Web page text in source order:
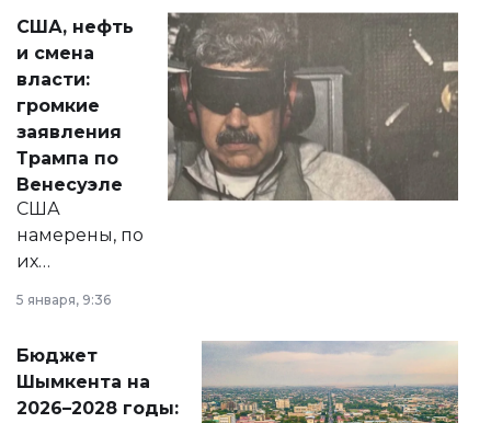
актуальных тем —
от слухов о
политических
реформах до
вопросов армии,
экономики и
личного здоровья.
США, нефть
и смена
власти:
громкие
заявления
Трампа по
Венесуэле
США
намерены, по
их
принести
народу
Венесуэлы.
5 января, 9:36
Бюджет
Шымкента на
2026–2028 годы: